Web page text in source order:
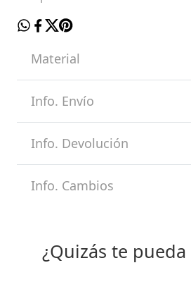
Material
Info. Envío
Info. Devolución
Info. Cambios
¿Quizás te